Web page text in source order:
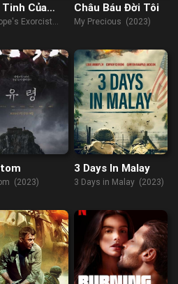
Tinh Của
Exorcist
Châu Báu Đời Tôi
My Precious (2023)
(2023)
3 Days In Malay
3 Days in Malay (2023)